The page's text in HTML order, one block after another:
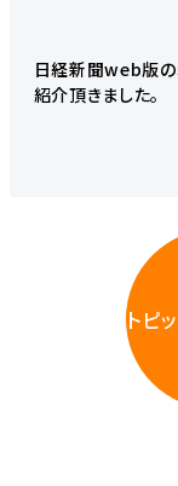
日経新聞web版
紹介頂きました。
トピ